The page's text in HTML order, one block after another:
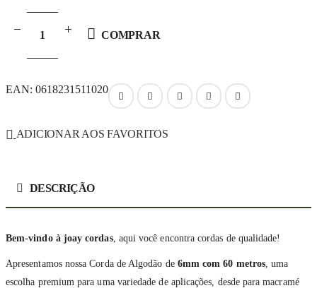
COMPRAR
EAN: 0618231511020
ADICIONAR AOS FAVORITOS
DESCRIÇÃO
Bem-vindo à joay cordas, aqui você encontra cordas de qualidade!
Apresentamos nossa Corda de Algodão de 6mm com 60 metros, uma
escolha premium para uma variedade de aplicações, desde para macramé